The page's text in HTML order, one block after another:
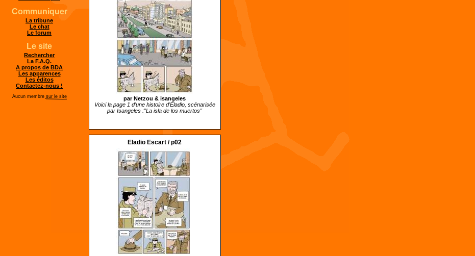
par Netzou &isangeles
Voici la page 1 d'une histoire d'Eladio, scénarisée
par Isangeles :"La isla de los muertos"
Eladio Escart / p02
Communiquer
La tribune
Le chat
Le forum
Le site
Rechercher
La F.A.Q.
A propos de BDA
Les apparences
Les éditos
Contactez-nous !
Aucun membre sur le site